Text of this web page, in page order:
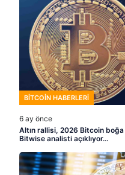
BITCOIN HABERLERI
6 ay önce
Altın rallisi, 2026 Bitcoin
Bitwise analisti açıklıyor…